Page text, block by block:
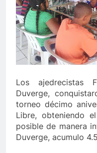
Los ajedrecistas
Duverge,
torneo décimo
Libre, obteniendo
posible de manera
Duverge, acumulo